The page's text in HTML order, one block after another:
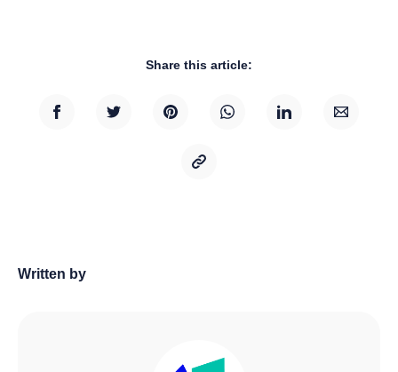
Share this article:
Written by